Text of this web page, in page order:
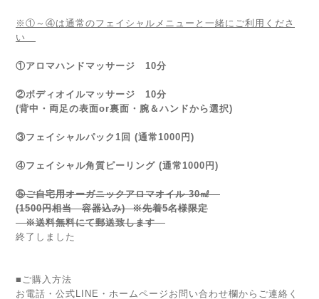
※①～④は通常のフェイシャルメニューと一緒にご利用くださ
い
①アロマハンドマッサージ 10分
②ボディオイルマッサージ 10分
(背中・両足の表面or裏面・腕＆ハンドから選択)
③フェイシャルパック1回 (通常1000円)
④フェイシャル角質ピーリング (通常1000円)
⑤ご自宅用オーガニックアロマオイル 30㎖
(1500円相当 容器込み) ※先着5名様限定
※送料無料にて郵送致します
終了しました
■ご購入方法
お電話・公式LINE・ホームページお問い合わせ欄からご連絡く